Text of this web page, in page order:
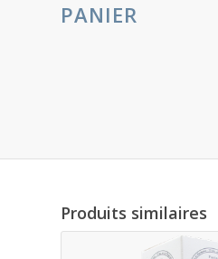
PANIER
Produits similaires